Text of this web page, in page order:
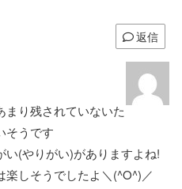
返信
り残されていないた
そうです
(やりがい)がありますよね!
しそうでしたよ＼(^O^)／